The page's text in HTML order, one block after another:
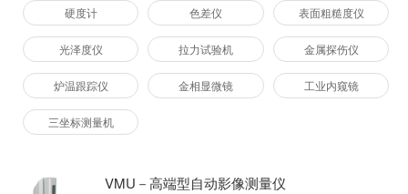
硬度计 色差仪 表面粗糙度仪
光泽度仪 拉力试验机 金属探伤仪
炉温跟踪仪 金相显微镜 工业内窥镜
三坐标测量机
VMU－高端型自动影像测量仪